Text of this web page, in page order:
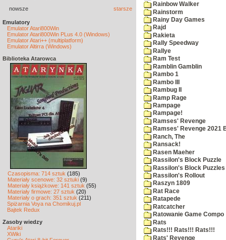
nowsze starsze
Emulatory
Emulator Atari800Win
Emulator Atari800Win PLus 4.0 (Windows)
Emulator Atari++ (multiplatform)
Emulator Altirra (Windows)
Biblioteka Atarowca
Czasopisma: 714 sztuk (185)
Materiały scenowe: 32 sztuki (9)
Materiały książkowe: 141 sztuk (55)
Materiały firmowe: 27 sztuk (20)
Materiały o grach: 351 sztuk (211)
Spiżarnia Voya na Chomikuj.pl
Bajtek Redux
Zasoby wiedzy
Atariki
XWiki
Rainbow Walker
Rainstorm
Rainy Day Games
Rajd
Rakieta
Rally Speedway
Rallye
Ram Test
Ramblin Gamblin
Rambo 1
Rambo III
Rambug II
Ramp Rage
Rampage
Rampage!
Ramses' Revenge
Ramses' Revenge 2021
Ranch, The
Ransack!
Rasen Maeher
Rassilon's Block Puzzle
Rassilon's Block Puzzles
Rassilon's Rollout
Raszyn 1809
Rat Race
Ratapede
Ratcatcher
Ratowanie Game Compo
Rats
Rats!!! Rats!!! Rats!!!
Rats' Revenge